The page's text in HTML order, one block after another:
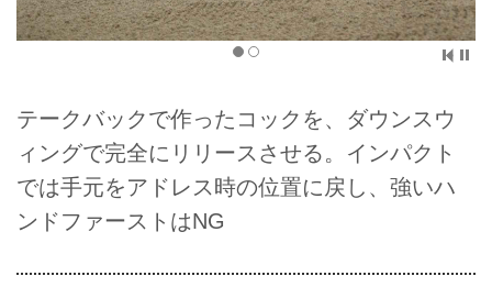
テークバックで作ったコックを、ダウンスウ
ィングで完全にリリースさせる。インパクト
では手元をアドレス時の位置に戻し、強いハ
ンドファーストはNG